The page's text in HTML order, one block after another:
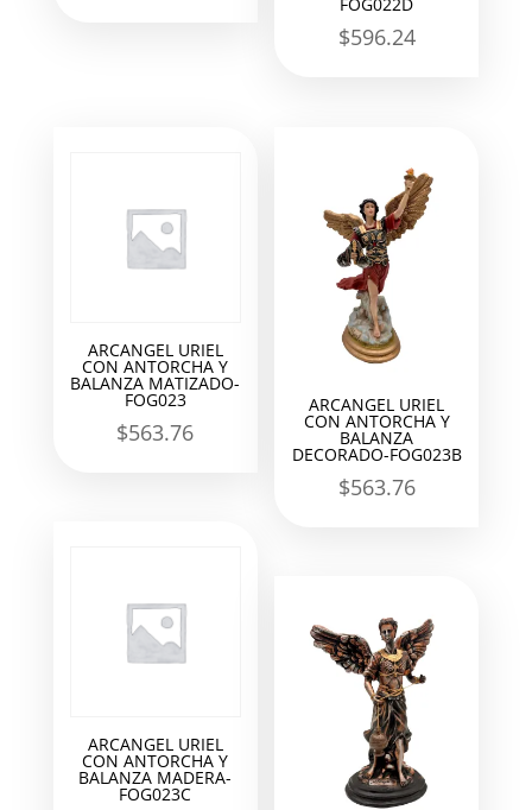
FOG022D
$596.24
ARCANGEL URIEL
CON ANTORCHA Y
BALANZA MATIZADO-
FOG023
$563.76
ARCANGEL URIEL
CON ANTORCHA Y
BALANZA
DECORADO-FOG023B
$563.76
ARCANGEL URIEL
CON ANTORCHA Y
BALANZA MADERA-
FOG023C